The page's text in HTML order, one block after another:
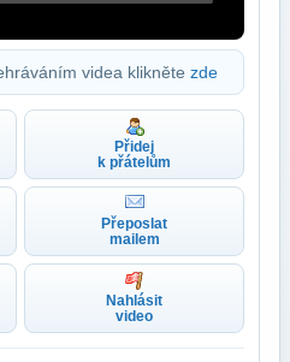
videa klikněte zde
Přidej
k přátelům
Přeposlat
mailem
Nahlásit
video